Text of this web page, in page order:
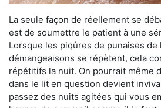
La seule façon de réellement se
est de soumettre le patient à une
Lorsque les piqûres de punaises de
démangeaisons se répètent, cela
répétitifs la nuit. On pourrait même
dans le lit en question devient
passez des nuits agitées qui vous